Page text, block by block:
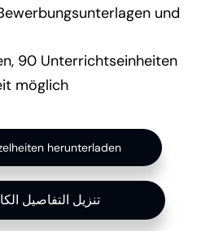
und
90 Unterrichtseinheiten
möglich
herunterladen
تنزيل التفاصيل